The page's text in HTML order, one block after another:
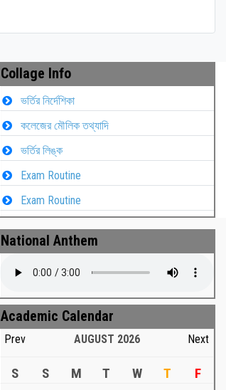
Collage Info
ভর্তির নির্দেশিকা
কলেজের মৌলিক তথ্যাদি
ভর্তির লিঙ্ক
Exam Routine
Exam Routine
National Anthem
Academic Calendar
Prev AUGUST 2026 Next
S S M T W T F